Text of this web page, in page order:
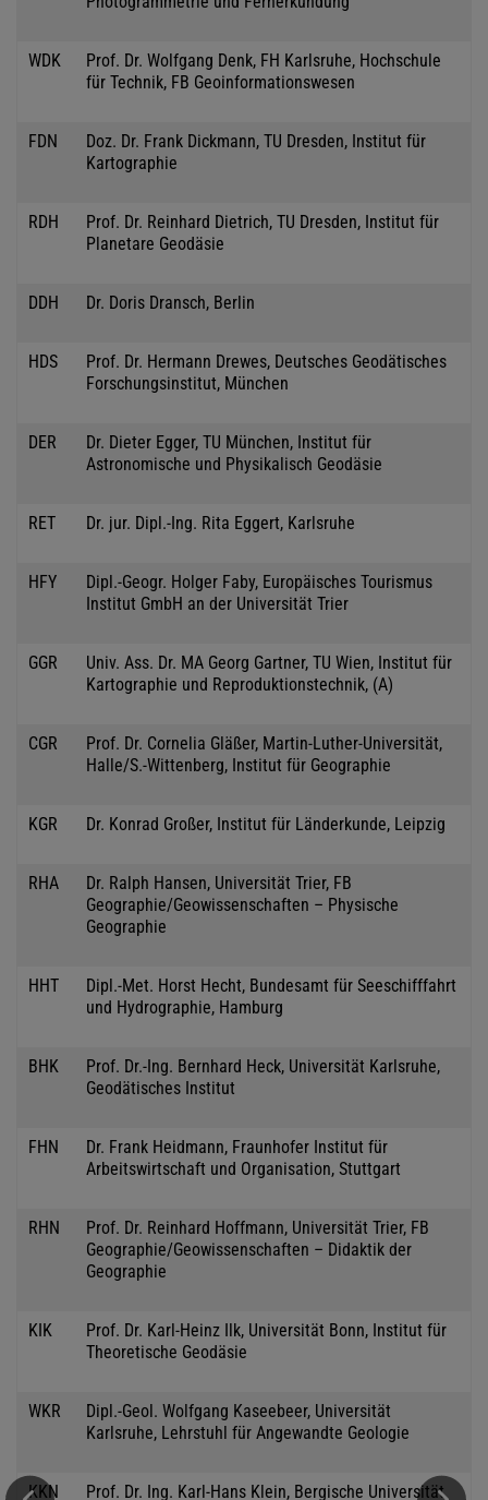
WDK
Prof. Dr. Wolfgang Denk, FH Karlsruhe, Hochschule
für Technik, FB Geoinformationswesen
FDN
Doz. Dr. Frank Dickmann, TU Dresden, Institut für
Kartographie
RDH
Prof. Dr. Reinhard Dietrich, TU Dresden, Institut für
Planetare Geodäsie
DDH Dr. Doris Dransch, Berlin
HDS
Prof. Dr. Hermann Drewes, Deutsches Geodätisches
Forschungsinstitut, München
DER
Dr. Dieter Egger, TU München, Institut für
Astronomische und Physikalisch Geodäsie
RET Dr. jur. Dipl.-Ing. Rita Eggert, Karlsruhe
HFY
Dipl.-Geogr. Holger Faby, Europäisches Tourismus
Institut GmbH an der Universität Trier
GGR
Univ. Ass. Dr. MA Georg Gartner, TU Wien, Institut für
Kartographie und Reproduktionstechnik, (A)
CGR
Prof. Dr. Cornelia Gläßer, Martin-Luther-Universität,
Halle/S.-Wittenberg, Institut für Geographie
KGR Dr. Konrad Großer, Institut für Länderkunde, Leipzig
RHA
Dr. Ralph Hansen, Universität Trier, FB
Geographie/Geowissenschaften – Physische
Geographie
HHT
Dipl.-Met. Horst Hecht, Bundesamt für Seeschifffahrt
und Hydrographie, Hamburg
BHK
Prof. Dr.-Ing. Bernhard Heck, Universität Karlsruhe,
Geodätisches Institut
FHN
Dr. Frank Heidmann, Fraunhofer Institut für
Arbeitswirtschaft und Organisation, Stuttgart
RHN
Prof. Dr. Reinhard Hoffmann, Universität Trier, FB
Geographie/Geowissenschaften – Didaktik der
Geographie
KIK
Prof. Dr. Karl-Heinz Ilk, Universität Bonn, Institut für
Theoretische Geodäsie
WKR
Dipl.-Geol. Wolfgang Kaseebeer, Universität
Karlsruhe, Lehrstuhl für Angewandte Geologie
KKN Prof. Dr. Ing. Karl-Hans Klein, Bergische Universität